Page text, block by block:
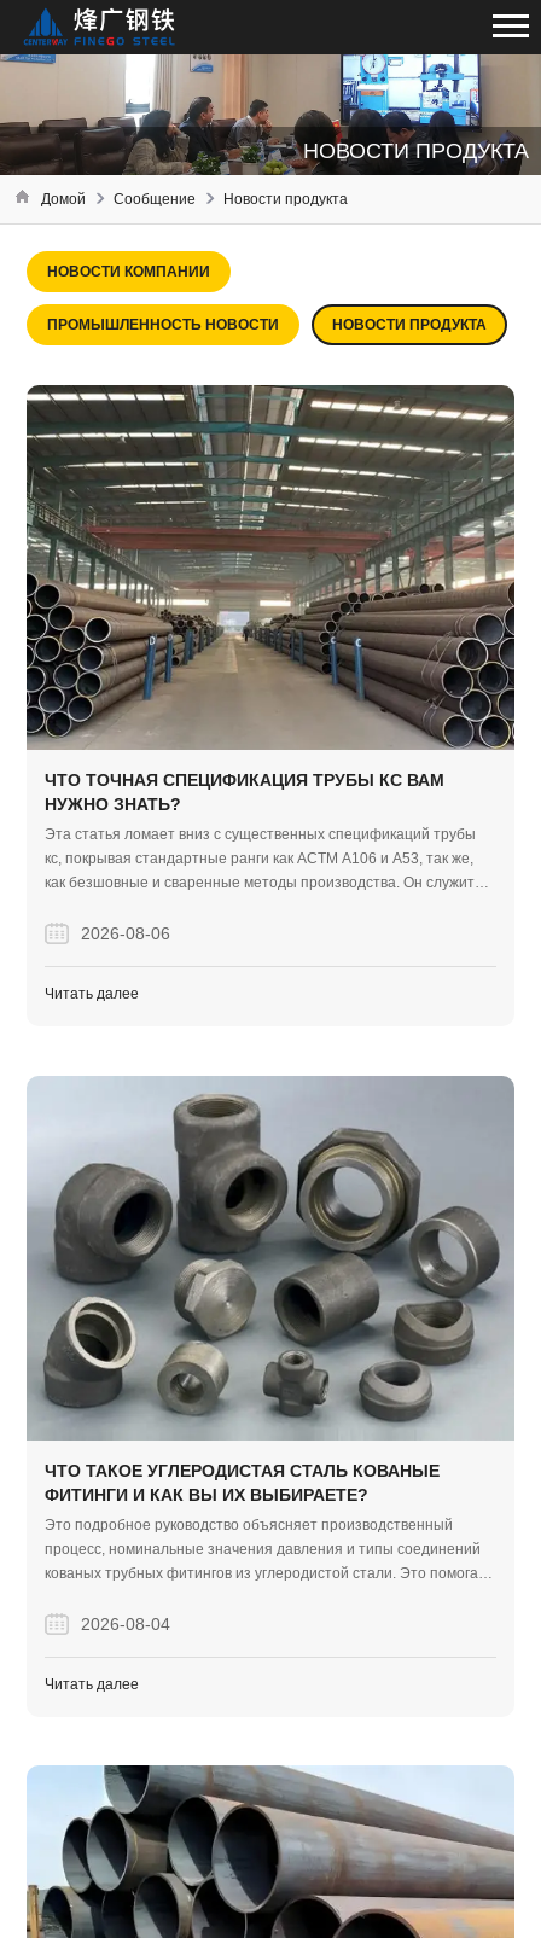
НОВОСТИ ПРОДУКТА
Домой Сообщение Новости продукта
НОВОСТИ КОМПАНИИ
ПРОМЫШЛЕННОСТЬ НОВОСТИ НОВОСТИ ПРОДУКТА
ЧТО ТОЧНАЯ СПЕЦИФИКАЦИЯ ТРУБЫ КС ВАМ
НУЖНО ЗНАТЬ?
Эта статья ломает вниз с существенных спецификаций трубы
кс, покрывая стандартные ранги как АСТМ А106 и А53, так же,
как безшовные и сваренные методы производства. Он служит
уверенно выбрать правильные трубы из углеродистой стали для
2026-08-06
Читать далее
ЧТО ТАКОЕ УГЛЕРОДИСТАЯ СТАЛЬ КОВАНЫЕ
ФИТИНГИ И КАК ВЫ ИХ ВЫБИРАЕТЕ?
Это подробное руководство объясняет производственный
процесс, номинальные значения давления и типы соединений
кованых трубных фитингов из углеродистой стали. Это помогает
для обеспечения безопасности, герметичности и экономичности
2026-08-04
Читать далее